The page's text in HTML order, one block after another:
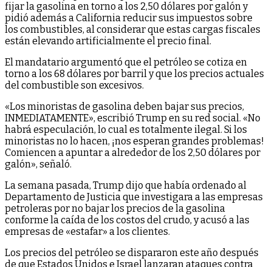
fijar la gasolina en torno a los 2,50 dólares por galón y
pidió además a California reducir sus impuestos sobre
los combustibles, al considerar que estas cargas fiscales
están elevando artificialmente el precio final.
El mandatario argumentó que el petróleo se cotiza en
torno a los 68 dólares por barril y que los precios actuales
del combustible son excesivos.
«Los minoristas de gasolina deben bajar sus precios,
INMEDIATAMENTE», escribió Trump en su red social. «No
habrá especulación, lo cual es totalmente ilegal. Si los
minoristas no lo hacen, ¡nos esperan grandes problemas!
Comiencen a apuntar a alrededor de los 2,50 dólares por
galón», señaló.
La semana pasada, Trump dijo que había ordenado al
Departamento de Justicia que investigara a las empresas
petroleras por no bajar los precios de la gasolina
conforme la caída de los costos del crudo, y acusó a las
empresas de «estafar» a los clientes.
Los precios del petróleo se dispararon este año después
de que Estados Unidos e Israel lanzaran ataques contra